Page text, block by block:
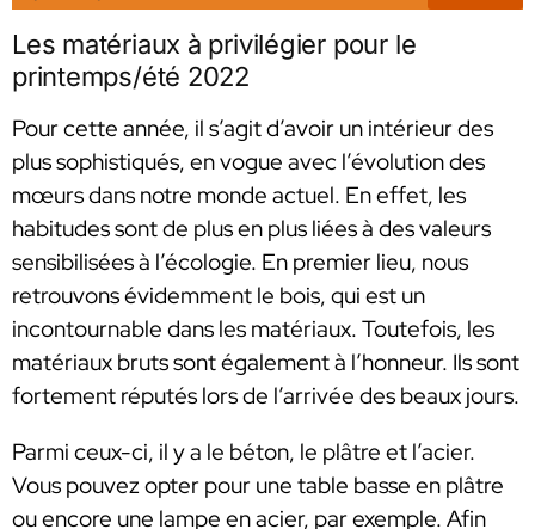
Les matériaux à privilégier pour le
printemps/été 2022
Pour cette année, il s’agit d’avoir un intérieur des
plus sophistiqués, en vogue avec l’évolution des
mœurs dans notre monde actuel. En effet, les
habitudes sont de plus en plus liées à des valeurs
sensibilisées à l’écologie. En premier lieu, nous
retrouvons évidemment le bois, qui est un
incontournable dans les matériaux. Toutefois, les
matériaux bruts sont également à l’honneur. Ils sont
fortement réputés lors de l’arrivée des beaux jours.
Parmi ceux-ci, il y a le béton, le plâtre et l’acier.
Vous pouvez opter pour une table basse en plâtre
ou encore une lampe en acier, par exemple. Afin